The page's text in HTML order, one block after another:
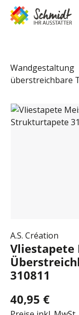
springen
Wandgestaltung
überstreichbare
Bildergalerie
A.S. Création
Vliestapete
310811
40,95 €